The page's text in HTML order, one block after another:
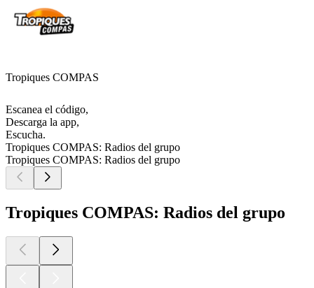
Tropiques COMPAS
Escanea el código,
Descarga la app,
Escucha.
Tropiques COMPAS: Radios del grupo
Tropiques COMPAS: Radios del grupo
Tropiques COMPAS: Radios del grupo